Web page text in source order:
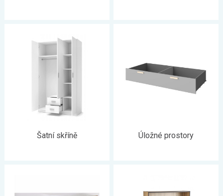
Šatní skříně Úložné prostory